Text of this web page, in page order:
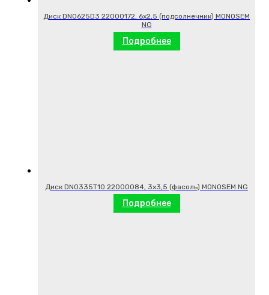
Диск DN0625D3 22000172, 6х2,5 (подсолнечник) MONOSEM
NG
Подробнее
Диск DN0335T10 22000084, 3х3,5 (фасоль) MONOSEM NG
Подробнее